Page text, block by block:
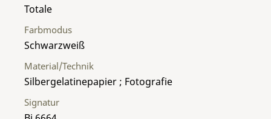
Material/Technik
Silbergelatinepapier ; Fotografie
Totale
Farbmodus
Schwarzweiß
Signatur